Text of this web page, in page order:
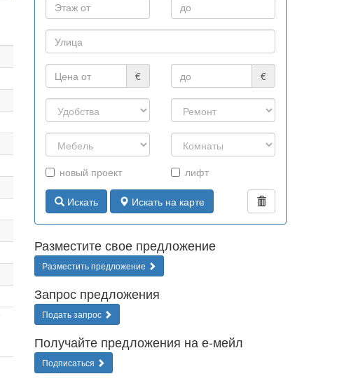
€ €
новый проект лифт
Искать Искать на карте
Разместите свое предложение
Разместить предложение
Запрос предложения
Подать запрос
Получайте предложения на е-мейл
Подписаться